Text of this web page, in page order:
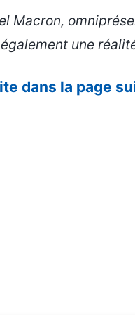
Macron,
une
dans la page